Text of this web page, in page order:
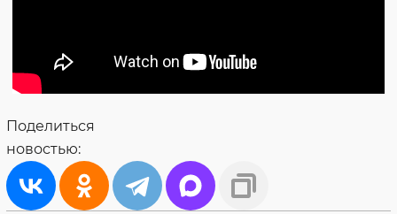
Поделиться
новостью: